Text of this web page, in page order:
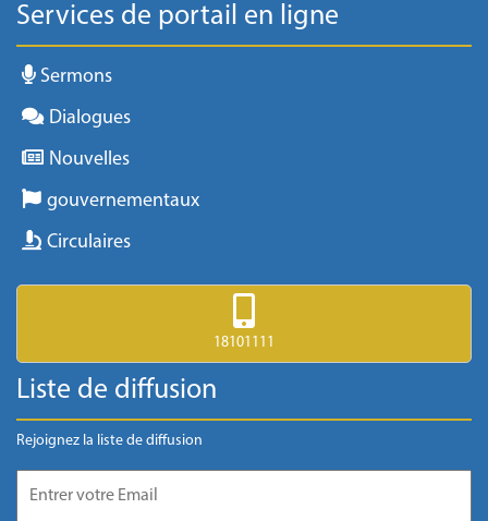
Services de portail en ligne
Sermons
Dialogues
Nouvelles
gouvernementaux
Circulaires
18101111
Liste de diffusion
Rejoignez la liste de diffusion